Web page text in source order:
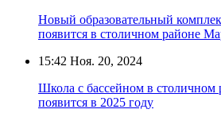
Новый образовательный
появится в столичном районе
15:42 Ноя. 20, 2024
Школа с бассейном в столичном
появится в 2025 году